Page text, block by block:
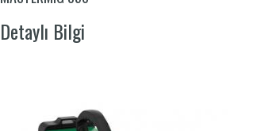
Detaylı Bilgi